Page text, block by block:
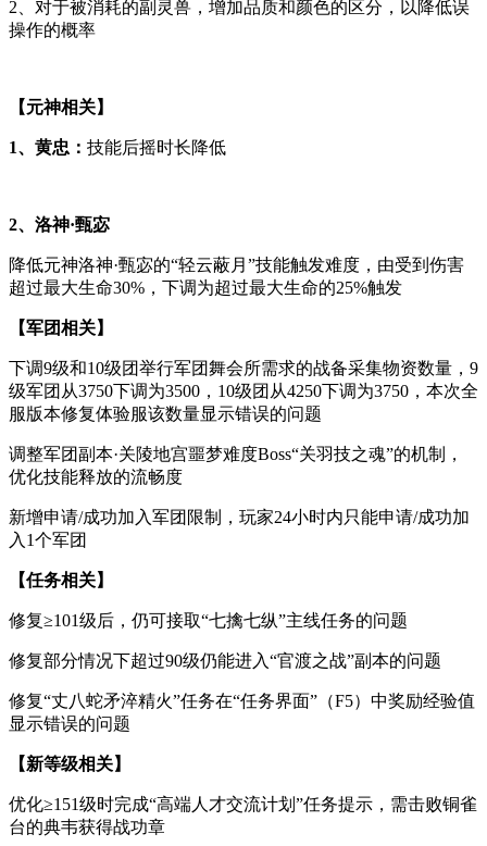
2、对于被消耗的副灵兽，增加品质和颜色的区分，以降低误
操作的概率
【元神相关】
1、黄忠： 技能后摇时长降低
2、洛神·甄宓
降低元神洛神·甄宓的“轻云蔽月”技能触发难度，由受到伤害
超过最大生命30%，下调为超过最大生命的25%触发
【军团相关】
下调9级和10级团举行军团舞会所需求的战备采集物资数量，9
级军团从3750下调为3500，10级团从4250下调为3750，本次全
服版本修复体验服该数量显示错误的问题
调整军团副本·关陵地宫噩梦难度Boss“关羽技之魂”的机制，
优化技能释放的流畅度
新增申请/成功加入军团限制，玩家24小时内只能申请/成功加
入1个军团
【任务相关】
修复≥101级后，仍可接取“七擒七纵”主线任务的问题
修复部分情况下超过90级仍能进入“官渡之战”副本的问题
修复“丈八蛇矛淬精火”任务在“任务界面”（F5）中奖励经验值
显示错误的问题
【新等级相关】
优化≥151级时完成“高端人才交流计划”任务提示，需击败铜雀
台的典韦获得战功章